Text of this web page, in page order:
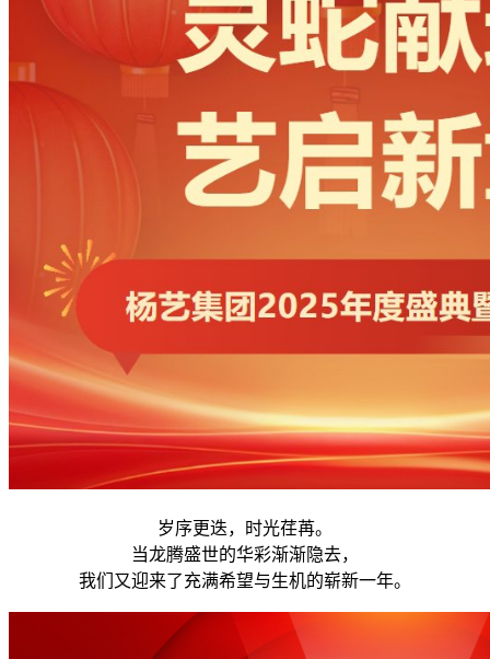
岁序更迭，时光荏苒。
当龙腾盛世的华彩渐渐隐去，
我们又迎来了充满希望与生机的崭新一年。